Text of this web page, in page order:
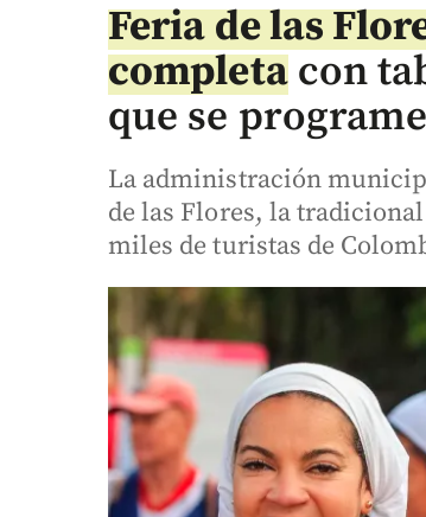
Feria de las
completacon
que se programe
La administración
de las Flores, la
miles de turistas de